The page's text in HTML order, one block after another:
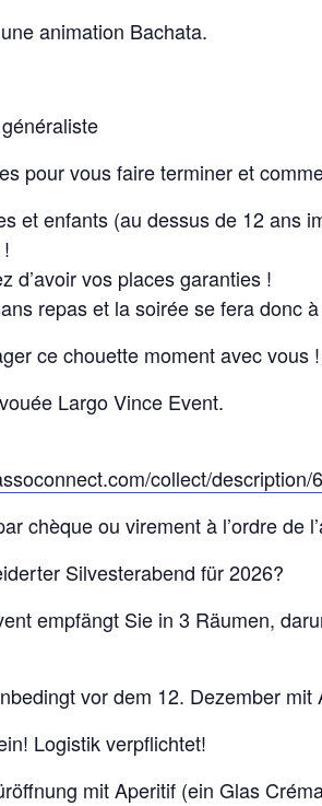
animation Bachata.
pour vous faire terminer et
et enfants (au dessus de 12 ans
d’avoir vos places garanties !
repas et la soirée se fera donc
ce chouette moment avec vous
Largo Vince Event.
collect/
chèque ou virement à l’ordre de
Silvesterabend für 2026?
empfängt Sie in 3 Räumen,
vor dem 12. Dezember mit
Logistik verpflichtet!
mit Aperitif (ein Glas